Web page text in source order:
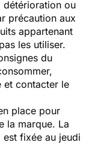
détérioration ou
précaution aux
appartenant
les utiliser.
du
et contacter le
place pour
la marque. La
fixée au jeudi